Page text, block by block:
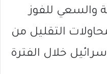
والسعي للفوز
التقليل من
خلال الفترة